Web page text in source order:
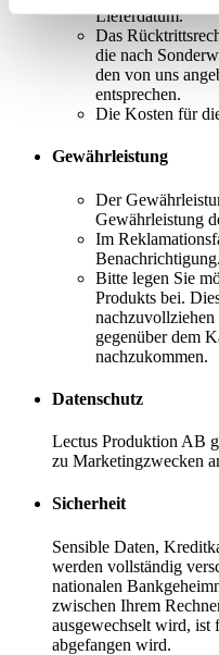
Lieferdatum.
Das
die nach
den von uns
entsprechen.
Die Kosten für
Gewährleistung
Der
Gewährleistung
Im
Benachrichtigung.
Bitte legen Sie
Produkts bei.
gegenüber dem
nachzukommen.
Datenschutz
Lectus Produktion AB
zu Marketingzwecken
Sicherheit
Sensible Daten,
werden vollständig
nationalen
zwischen Ihrem
ausgewechselt wird, ist
abgefangen wird.